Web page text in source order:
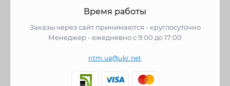
Время работы
Заказы через сайт принимаются - круглосуточно
Менеджер - ежедневно с 9:00 до 17:00
ntm.ua@ukr.net